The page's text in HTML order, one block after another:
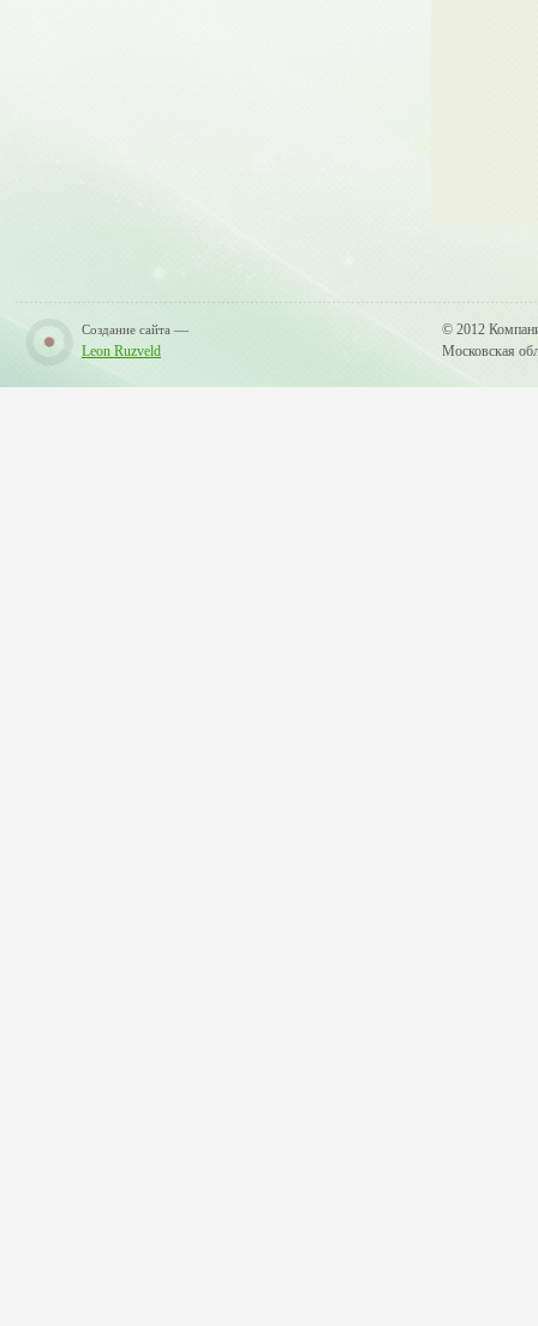
Создание сайта —
Leon Ruzveld
© 2012
Московская